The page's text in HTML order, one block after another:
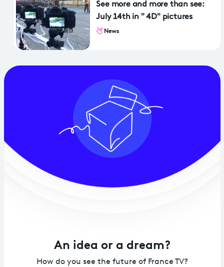
See more and more than see:
July 14th in " 4D" pictures
News
An idea or a dream?
How do you see the future of France TV?